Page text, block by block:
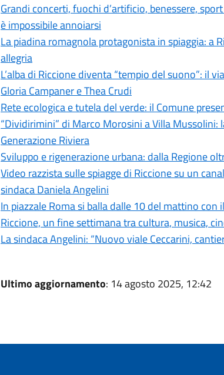
Grandi concerti, fuochi d’artificio, benessere,
è impossibile annoiarsi
La piadina romagnola protagonista in spiaggia: a
allegria
L’alba di Riccione diventa “tempio del suono”: il
Gloria Campaner e Thea Crudi
Rete ecologica e tutela del verde: il Comune
“Dividirimini” di Marco Morosini a Villa
Generazione Riviera
Sviluppo e rigenerazione urbana: dalla Regione
Video razzista sulle spiagge di Riccione su un
sindaca Daniela Angelini
In piazzale Roma si balla dalle 10 del mattino
Riccione, un fine settimana tra cultura, musica,
La sindaca Angelini: “Nuovo viale Ceccarini,
Ultimo aggiornamento: 14 agosto 2025, 12:42